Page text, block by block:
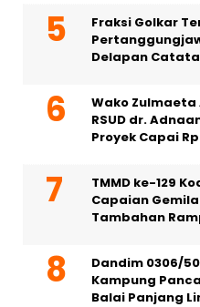
Fraksi Golkar
Delapan
Wako
RSUD dr.
Proyek Capai
TMMD ke-129
Capaian
Tambahan
Dandim 0306/
Kampung
Balai Panjang